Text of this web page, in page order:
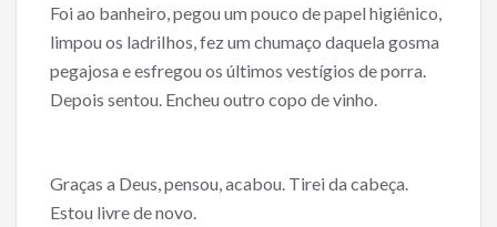
Foi ao banheiro, pegou um pouco de papel higiênico,
limpou os ladriIhos, fez um chumaço daquela gosma
pegajosa e esfregou os últimos vestígios de porra.
Depois sentou. Encheu outro copo de vinho.
Graças a Deus, pensou, acabou. Tirei da cabeça.
Estou livre de novo.